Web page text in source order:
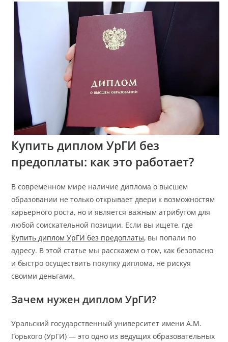
Купить диплом УрГИ без
предоплаты: как это работает?
В современном мире наличие диплома о высшем
образовании не только открывает двери к возможностям
карьерного роста, но и является важным атрибутом для
любой соискательной позиции. Если вы ищете, где
Купить диплом УрГИ без предоплаты, вы попали по
адресу. В этой статье мы расскажем о том, как безопасно
и быстро осуществить покупку диплома, не рискуя
своими деньгами.
Зачем нужен диплом УрГИ?
Уральский государственный университет имени А.М.
Горького (УрГИ) — это одно из ведущих образовательных